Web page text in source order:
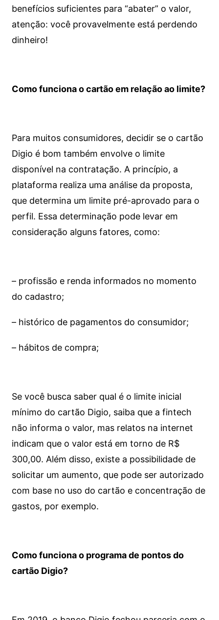
benefícios suficientes para “abater” o valor,
atenção: você provavelmente está perdendo
dinheiro!
Como funciona o cartão em relação ao limite?
Para muitos consumidores, decidir se o cartão
Digio é bom também envolve o limite
disponível na contratação. A princípio, a
plataforma realiza uma análise da proposta,
que determina um limite pré-aprovado para o
perfil. Essa determinação pode levar em
consideração alguns fatores, como:
– profissão e renda informados no momento
do cadastro;
– histórico de pagamentos do consumidor;
– hábitos de compra;
Se você busca saber qual é o limite inicial
mínimo do cartão Digio, saiba que a fintech
não informa o valor, mas relatos na internet
indicam que o valor está em torno de R$
300,00. Além disso, existe a possibilidade de
solicitar um aumento, que pode ser autorizado
com base no uso do cartão e concentração de
gastos, por exemplo.
Como funciona o programa de pontos do
cartão Digio?